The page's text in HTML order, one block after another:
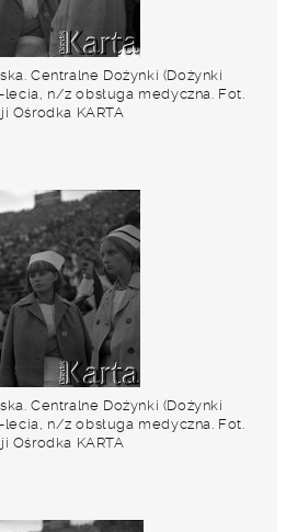
Centralne Dożynki (Dożynki
n/z obsługa medyczna. Fot.
Ośrodka KARTA
Centralne Dożynki (Dożynki
n/z obsługa medyczna. Fot.
Ośrodka KARTA